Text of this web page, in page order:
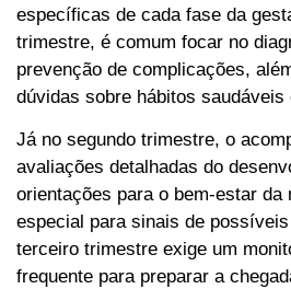
específicas de cada fase da
trimestre, é comum focar no
prevenção de complicações,
dúvidas sobre hábitos saudáveis
Já no segundo trimestre, o
avaliações detalhadas do
orientações para o bem-estar da
especial para sinais de
terceiro trimestre exige um
frequente para preparar a